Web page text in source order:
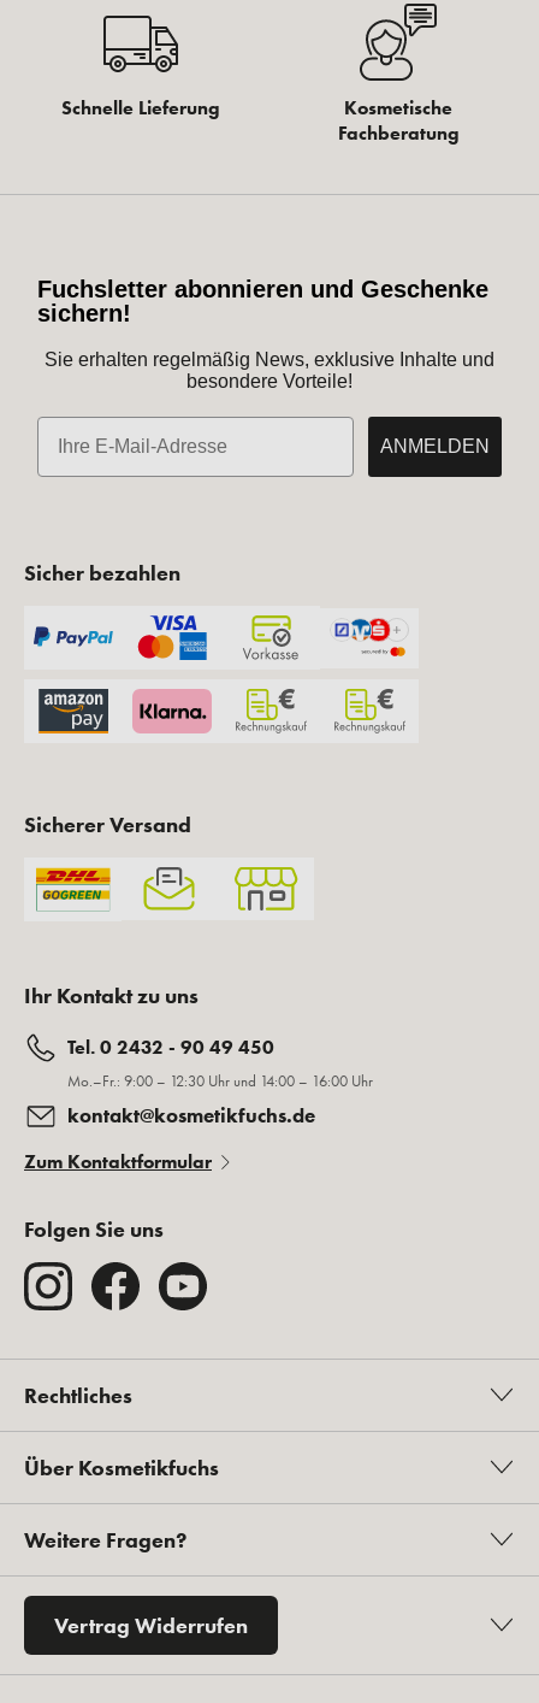
Schnelle Lieferung
Kosmetische
Fachberatung
Fuchsletter abonnieren und Geschenke
sichern!
Sie erhalten regelmäßig News, exklusive Inhalte und
besondere Vorteile!
E-Mail
ANMELDEN
Sicher bezahlen
Sicherer Versand
Ihr Kontakt zu uns
Tel. 0 2432 - 90 49 450
Mo.–Fr.: 9:00 – 12:30 Uhr und 14:00 – 16:00 Uhr
kontakt@kosmetikfuchs.de
Zum Kontaktformular
Folgen Sie uns
Rechtliches
Über Kosmetikfuchs
Weitere Fragen?
Vertrag Widerrufen